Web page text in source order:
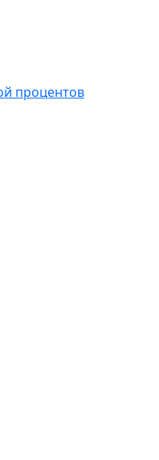
процентов